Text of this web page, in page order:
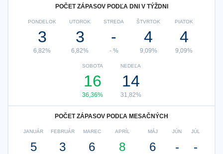
POČET ZÁPASOV PODĽA DNI V TÝŽDNI
PONDELOK
3
6,82%
UTOROK
3
6,82%
STREDA
-
- %
ŠTVRTOK
4
9,09%
PIATOK
4
9,09%
SOBOTA
16
36,36%
NEDEĽA
14
31,82%
POČET ZÁPASOV PODĽA MESAČNÝCH
JANUÁR
5
FEBRUÁR
3
MAREC
6
APRÍL
8
MÁJ
6
JÚN
-
JÚL
-